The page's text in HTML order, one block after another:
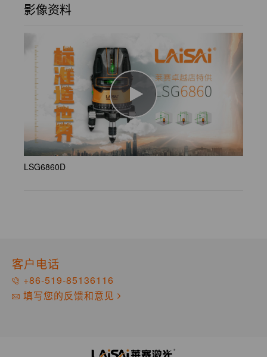
影像资料
LSG6860D
客户电话
+86-519-85136116
填写您的反馈和意见